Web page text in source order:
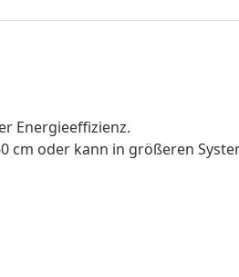
Energieeffizienz.
cm oder kann in größeren